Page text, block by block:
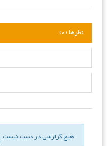
نظرها (0)
هیچ گزارشی در دست نیست.